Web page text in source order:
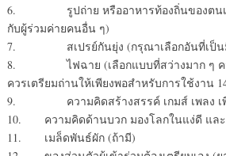
6. รูปถ่าย หรืออาหารท้องถิ่นของตนเอ
กับผู้ร่วมค่ายคนอื่น ๆ)
7. สเปรย์กันยุ่ง (กรุณาเลือกอันที่เป็นมิ
8. ไฟฉาย (เลือกแบบที่สว่างมาก ๆ คว
ควรเตรียมถ่านให้เพียงพอสำหรับการใช้งาน
9. ความคิดสร้างสรรค์ เกมส์ เพลง เพื่
10. ความคิดด้านบวก มองโลกในแง่ดี และ
11. เมล็ดพันธ์ผัก (ถ้ามี)